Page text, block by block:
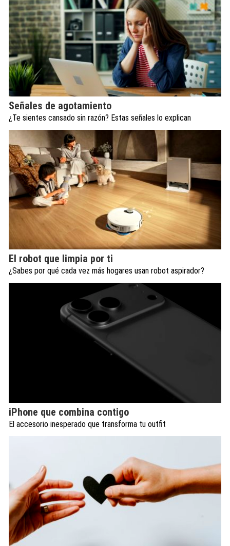
Señales de agotamiento
¿Te sientes cansado sin razón? Estas señales lo explican
El robot que limpia por ti
¿Sabes por qué cada vez más hogares usan robot aspirador?
iPhone que combina contigo
El accesorio inesperado que transforma tu outfit